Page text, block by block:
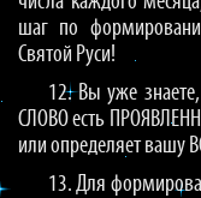
шаг по
Святой Руси!
12. Вы уже
СЛОВО есть
или определяет вашу
13. Для